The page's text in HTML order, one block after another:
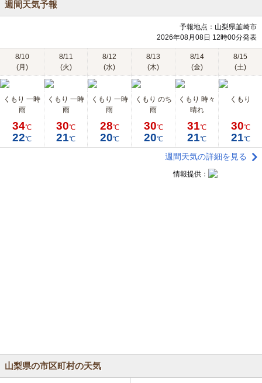
週間天気予報
予報地点：山梨県韮崎市
2026年08月08日 12時00分発表
8/10
(月)
8/11
(火)
8/12
(水)
8/13
(木)
8/14
(金)
8/15
(土)
くもり 一時
雨
くもり 一時
雨
くもり 一時
雨
くもり のち
雨
くもり 時々
晴れ
くもり
34℃
22℃
30℃
21℃
28℃
20℃
30℃
20℃
31℃
21℃
30℃
21℃
週間天気の詳細を見る
情報提供：
山梨県の市区町村の天気